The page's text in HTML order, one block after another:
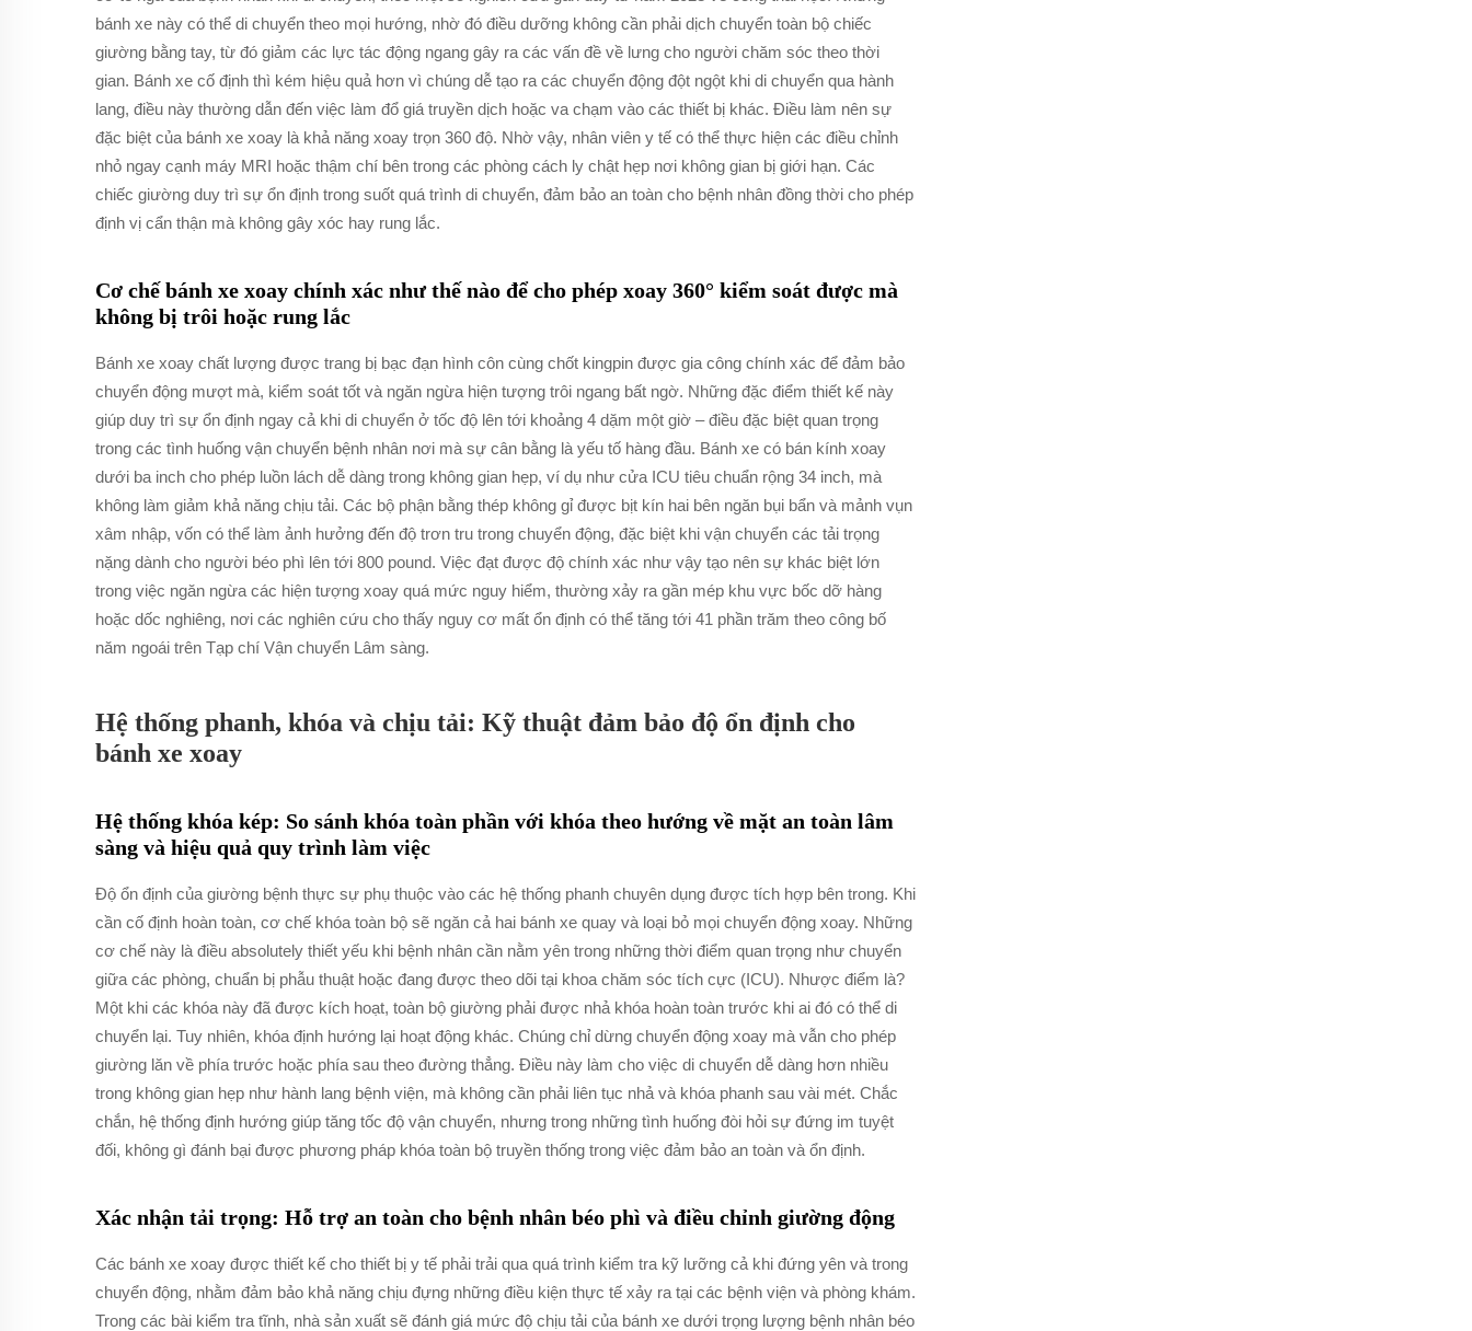
bánh xe này có thể di chuyển theo mọi hướng, nhờ đó điều dưỡng không cần phải dịch chuyển toàn bộ chiếc
giường bằng tay, từ đó giảm các lực tác động ngang gây ra các vấn đề về lưng cho người chăm sóc theo thời
gian. Bánh xe cố định thì kém hiệu quả hơn vì chúng dễ tạo ra các chuyển động đột ngột khi di chuyển qua hành
lang, điều này thường dẫn đến việc làm đổ giá truyền dịch hoặc va chạm vào các thiết bị khác. Điều làm nên sự
đặc biệt của bánh xe xoay là khả năng xoay trọn 360 độ. Nhờ vậy, nhân viên y tế có thể thực hiện các điều chỉnh
nhỏ ngay cạnh máy MRI hoặc thậm chí bên trong các phòng cách ly chật hẹp nơi không gian bị giới hạn. Các
chiếc giường duy trì sự ổn định trong suốt quá trình di chuyển, đảm bảo an toàn cho bệnh nhân đồng thời cho phép
định vị cẩn thận mà không gây xóc hay rung lắc.
Cơ chế bánh xe xoay chính xác như thế nào để cho phép xoay 360° kiểm soát được mà
không bị trôi hoặc rung lắc
Bánh xe xoay chất lượng được trang bị bạc đạn hình côn cùng chốt kingpin được gia công chính xác để đảm bảo
chuyển động mượt mà, kiểm soát tốt và ngăn ngừa hiện tượng trôi ngang bất ngờ. Những đặc điểm thiết kế này
giúp duy trì sự ổn định ngay cả khi di chuyển ở tốc độ lên tới khoảng 4 dặm một giờ – điều đặc biệt quan trọng
trong các tình huống vận chuyển bệnh nhân nơi mà sự cân bằng là yếu tố hàng đầu. Bánh xe có bán kính xoay
dưới ba inch cho phép luồn lách dễ dàng trong không gian hẹp, ví dụ như cửa ICU tiêu chuẩn rộng 34 inch, mà
không làm giảm khả năng chịu tải. Các bộ phận bằng thép không gỉ được bịt kín hai bên ngăn bụi bẩn và mảnh vụn
xâm nhập, vốn có thể làm ảnh hưởng đến độ trơn tru trong chuyển động, đặc biệt khi vận chuyển các tải trọng
nặng dành cho người béo phì lên tới 800 pound. Việc đạt được độ chính xác như vậy tạo nên sự khác biệt lớn
trong việc ngăn ngừa các hiện tượng xoay quá mức nguy hiểm, thường xảy ra gần mép khu vực bốc dỡ hàng
hoặc dốc nghiêng, nơi các nghiên cứu cho thấy nguy cơ mất ổn định có thể tăng tới 41 phần trăm theo công bố
năm ngoái trên Tạp chí Vận chuyển Lâm sàng.
Hệ thống phanh, khóa và chịu tải: Kỹ thuật đảm bảo độ ổn định cho
bánh xe xoay
Hệ thống khóa kép: So sánh khóa toàn phần với khóa theo hướng về mặt an toàn lâm
sàng và hiệu quả quy trình làm việc
Độ ổn định của giường bệnh thực sự phụ thuộc vào các hệ thống phanh chuyên dụng được tích hợp bên trong. Khi
cần cố định hoàn toàn, cơ chế khóa toàn bộ sẽ ngăn cả hai bánh xe quay và loại bỏ mọi chuyển động xoay. Những
cơ chế này là điều absolutely thiết yếu khi bệnh nhân cần nằm yên trong những thời điểm quan trọng như chuyển
giữa các phòng, chuẩn bị phẫu thuật hoặc đang được theo dõi tại khoa chăm sóc tích cực (ICU). Nhược điểm là?
Một khi các khóa này đã được kích hoạt, toàn bộ giường phải được nhả khóa hoàn toàn trước khi ai đó có thể di
chuyển lại. Tuy nhiên, khóa định hướng lại hoạt động khác. Chúng chỉ dừng chuyển động xoay mà vẫn cho phép
giường lăn về phía trước hoặc phía sau theo đường thẳng. Điều này làm cho việc di chuyển dễ dàng hơn nhiều
trong không gian hẹp như hành lang bệnh viện, mà không cần phải liên tục nhả và khóa phanh sau vài mét. Chắc
chắn, hệ thống định hướng giúp tăng tốc độ vận chuyển, nhưng trong những tình huống đòi hỏi sự đứng im tuyệt
đối, không gì đánh bại được phương pháp khóa toàn bộ truyền thống trong việc đảm bảo an toàn và ổn định.
Xác nhận tải trọng: Hỗ trợ an toàn cho bệnh nhân béo phì và điều chỉnh giường động
Các bánh xe xoay được thiết kế cho thiết bị y tế phải trải qua quá trình kiểm tra kỹ lưỡng cả khi đứng yên và trong
chuyển động, nhằm đảm bảo khả năng chịu đựng những điều kiện thực tế xảy ra tại các bệnh viện và phòng khám.
Trong các bài kiểm tra tĩnh, nhà sản xuất sẽ đánh giá mức độ chịu tải của bánh xe dưới trọng lượng bệnh nhân béo